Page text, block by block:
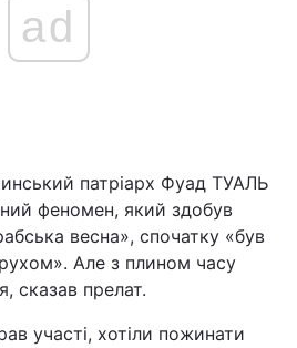
ad
патріарх Фуад ТУАЛЬ
феномен, який здобув
весна», спочатку «був
Але з плином часу
сказав прелат.
участі, хотіли пожинати